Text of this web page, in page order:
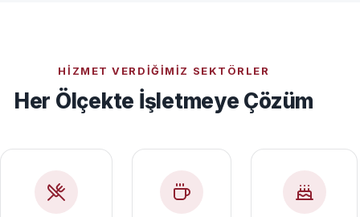
HIZMET VERDIĞIMIZ SEKTÖRLER
Her Ölçekte İşletmeye Çözüm